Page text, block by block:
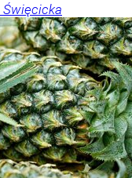
Święcicka